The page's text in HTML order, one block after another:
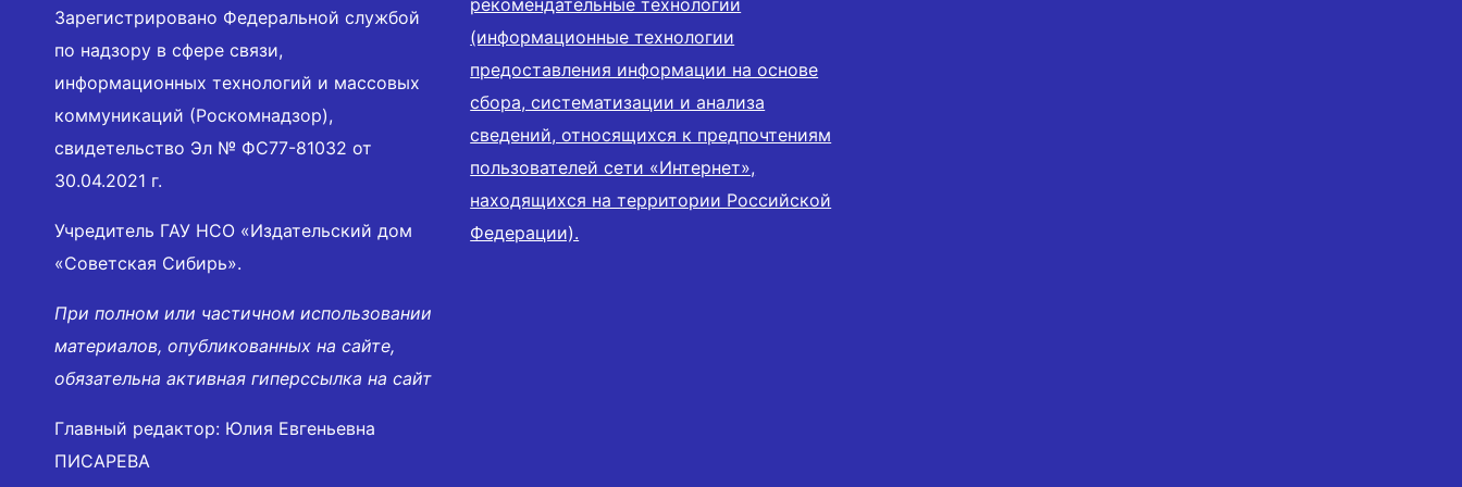
Зарегистрировано Федеральной службой
по надзору в сфере связи,
информационных технологий и массовых
коммуникаций (Роскомнадзор),
свидетельство Эл № ФС77-81032 от
30.04.2021 г.
Учредитель ГАУ НСО «Издательский дом
«Советская Сибирь».
При полном или частичном использовании
материалов, опубликованных на сайте,
обязательна активная гиперссылка на сайт
Главный редактор: Юлия Евгеньевна
ПИСАРЕВА
(информационные технологии
предоставления информации на основе
сбора, систематизации и анализа
сведений, относящихся к предпочтениям
пользователей сети «Интернет»,
находящихся на территории Российской
Федерации).